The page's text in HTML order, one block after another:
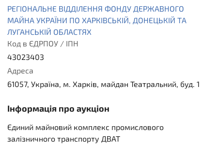
РЕГІОНАЛЬНЕ ВІДДІЛЕННЯ ФОНДУ ДЕРЖАВНОГО
МАЙНА УКРАЇНИ ПО ХАРКІВСЬКІЙ, ДОНЕЦЬКІЙ ТА
ЛУГАНСЬКІЙ ОБЛАСТЯХ
Код в ЄДРПОУ / ІПН
43023403
Адреса
61057, Україна, м. Харків, майдан Театральний, буд. 1
Інформація про аукціон
Єдиний майновий комплекс промислового
залізничного транспорту ДВАТ